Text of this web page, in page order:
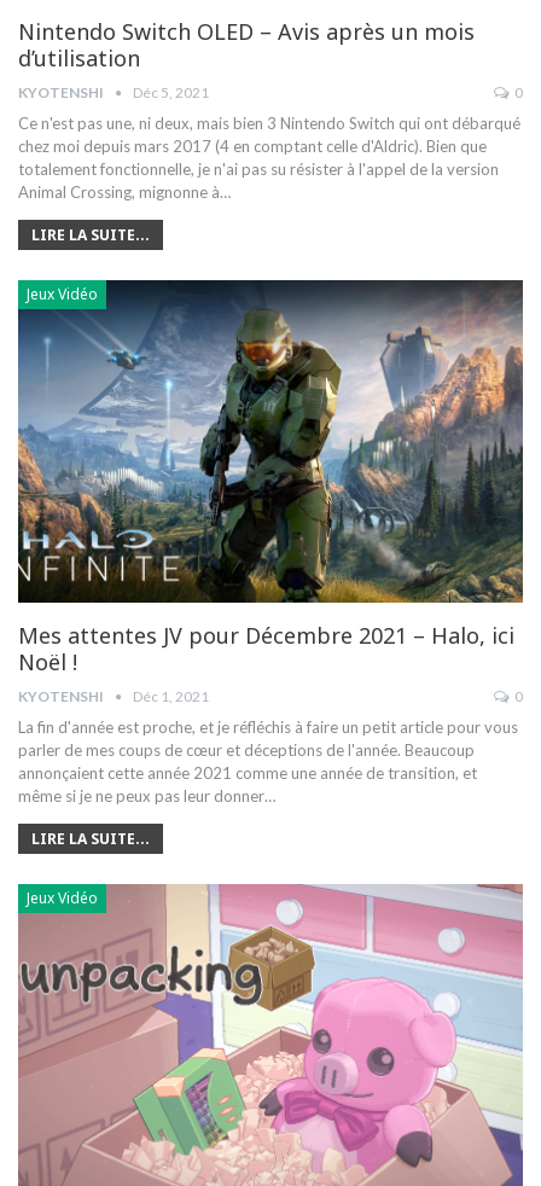
Nintendo Switch OLED – Avis après un mois
d’utilisation
KYOTENSHI Déc 5, 2021 0
Ce n'est pas une, ni deux, mais bien 3 Nintendo Switch qui ont débarqué
chez moi depuis mars 2017 (4 en comptant celle d'Aldric). Bien que
totalement fonctionnelle, je n'ai pas su résister à l'appel de la version
Animal Crossing, mignonne à…
LIRE LA SUITE...
Jeux Vidéo
Mes attentes JV pour Décembre 2021 – Halo, ici
Noël !
KYOTENSHI Déc 1, 2021 0
La fin d'année est proche, et je réfléchis à faire un petit article pour vous
parler de mes coups de cœur et déceptions de l'année. Beaucoup
annonçaient cette année 2021 comme une année de transition, et
même si je ne peux pas leur donner…
LIRE LA SUITE...
Jeux Vidéo